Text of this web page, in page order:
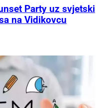
Party uz svjetski
na Vidikovcu